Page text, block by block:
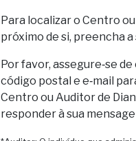
Para localizar o Centro
próximo de si, preencha
Por favor, assegure‑se
código postal e e‑mail
Centro ou Auditor de
responder à sua